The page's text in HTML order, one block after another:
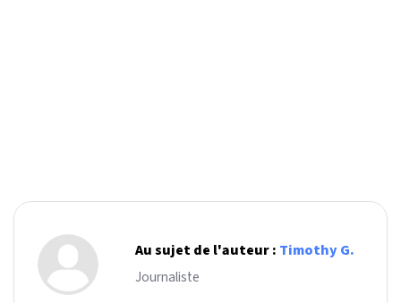
Au sujet de l'auteur : Timothy G.
Journaliste